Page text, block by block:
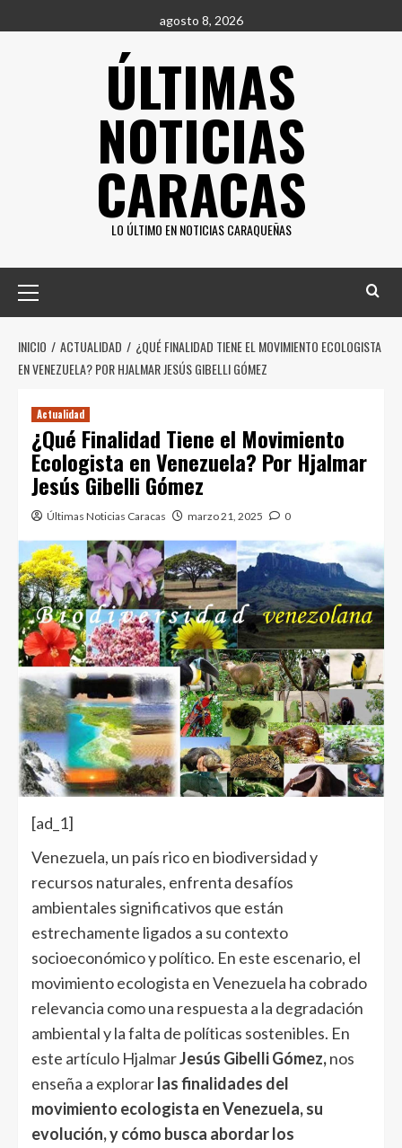
al
agosto 8, 2026
ÚLTIMAS
NOTICIAS
CARACAS
LO ÚLTIMO EN NOTICIAS CARAQUEÑAS
principal
INICIO ACTUALIDAD
¿QUÉ FINALIDAD TIENE EL MOVIMIENTO ECOLOGISTA
EN VENEZUELA? POR HJALMAR JESÚS GIBELLI GÓMEZ
Actualidad
¿Qué Finalidad Tiene el Movimiento
Ecologista en Venezuela? Por Hjalmar
Jesús Gibelli Gómez
Últimas Noticias Caracas marzo 21, 2025 0
[ad_1]
Venezuela, un país rico en biodiversidad y
recursos naturales, enfrenta desafíos
ambientales significativos que están
estrechamente ligados a su contexto
socioeconómico y político. En este escenario, el
movimiento ecologista en Venezuela ha cobrado
relevancia como una respuesta a la degradación
ambiental y la falta de políticas sostenibles. En
este artículo HjalmarJesús Gibelli Gómez,nos
enseña a explorarlas finalidades del
movimiento ecologista en Venezuela, su
evolución, y cómo busca abordar los